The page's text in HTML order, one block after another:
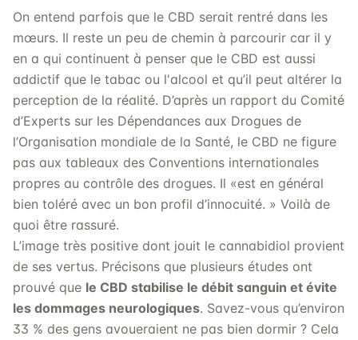
On entend parfois que le CBD serait rentré dans les
mœurs. Il reste un peu de chemin à parcourir car il y
en a qui continuent à penser que le CBD est aussi
addictif que le tabac ou l'alcool et qu’il peut altérer la
perception de la réalité. D’après un rapport du Comité
d’Experts sur les Dépendances aux Drogues de
l’Organisation mondiale de la Santé, le CBD ne figure
pas aux tableaux des Conventions internationales
propres au contrôle des drogues. Il «est en général
bien toléré avec un bon profil d’innocuité. » Voilà de
quoi être rassuré.
L’image très positive dont jouit le cannabidiol provient
de ses vertus. Précisons que plusieurs études ont
prouvé que le CBD stabilise le débit sanguin et évite
les dommages neurologiques. Savez-vous qu’environ
33 % des gens avoueraient ne pas bien dormir ? Cela